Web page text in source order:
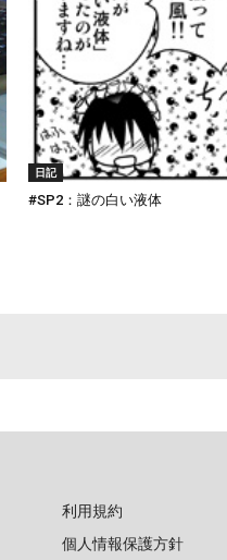
日記
#SP2：謎の白い液体
利用規約
個人情報保護方針